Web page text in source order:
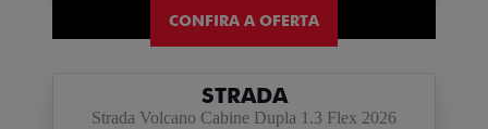
CONFIRA A OFERTA
STRADA
Strada Volcano Cabine Dupla 1.3 Flex 2026